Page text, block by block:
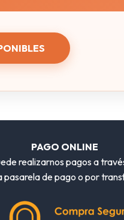
PAGO ONLINE
realizarnos pagos a
pasarela de pago o por